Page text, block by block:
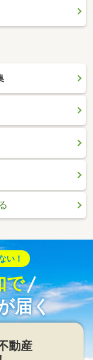
い！
で
届く
動産